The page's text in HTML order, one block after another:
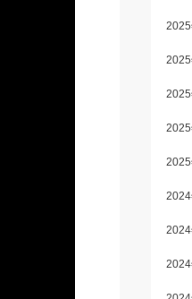
2025
2025
2025
2025
2025
2024
2024
2024